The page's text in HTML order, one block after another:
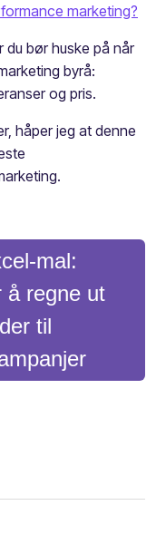
marketing?
du bør huske på når
byrå:
og pris.
håper jeg at denne
mal:
å regne ut
til